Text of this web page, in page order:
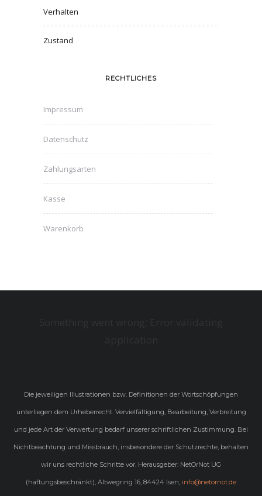
Verhalten
Zustand
RECHTLICHES
Impressum
Datenschutz
Zahlungsarten
Kasse
Warenkorb
Die jeweiligen Illustrationen bzw. Definitionen der Wortschöpfungen
unterliegen dem Urheberrecht. Vervielfältigung, Bearbeitung, Verbreitung
und jede Art der Verwertung bedarf unserer schriftlichen Zustimmung. Bei
Nichtbeachtung und Missbrauch, insbesondere der Schutzrechte, behalten
wir uns rechtliche Schritte vor. Herausgeber: NetOrNot UG
(haftungsbeschränkt), Altwegring 16, 84424 Isen, info@netornot.de